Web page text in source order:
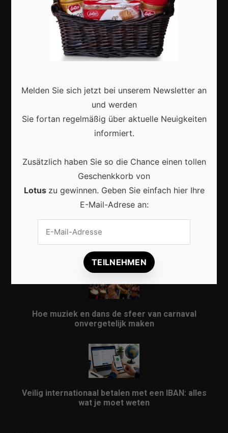
moderne Feierkultur
Karneval in Berlin erleben: Kreativität, Kultur und
Gemeinschaft auf einzigartige Weise entdecken
Vrijwilligers maken van carnaval een onvergetelijk
evenement
Hoe muziek en dans de sfeer van carnaval
onvergetelijk maken
Veilig internationaal betalen met een IBAN: alles
wat je moet weten
Melden Sie sich jetzt bei unserem Newsletter an
und werden
Sie fortan regelmäßig über aktuelle Neuigkeiten
informiert.
Zusätzlich haben Sie so die Chance einen tollen
Geschenkkorb von
Lotus zu gewinnen. Geben Sie einfach hier Ihre
E-Mail-Adrese an: